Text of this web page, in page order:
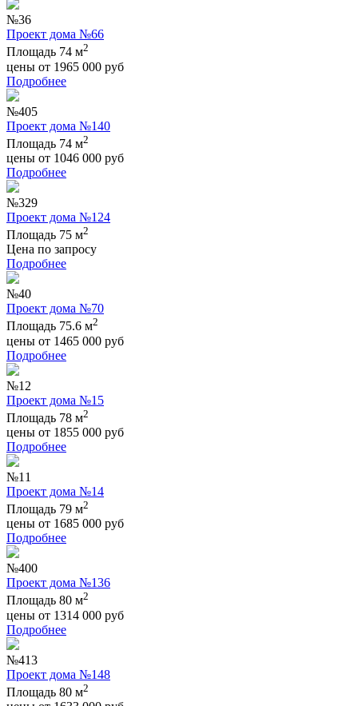
№36
Проект дома №66
Площадь 74 м2
цены от 1965 000 руб
Подробнее
№405
Проект дома №140
Площадь 74 м2
цены от 1046 000 руб
Подробнее
№329
Проект дома №124
Площадь 75 м2
Цена по запросу
Подробнее
№40
Проект дома №70
Площадь 75.6 м2
цены от 1465 000 руб
Подробнее
№12
Проект дома №15
Площадь 78 м2
цены от 1855 000 руб
Подробнее
№11
Проект дома №14
Площадь 79 м2
цены от 1685 000 руб
Подробнее
№400
Проект дома №136
Площадь 80 м2
цены от 1314 000 руб
Подробнее
№413
Проект дома №148
Площадь 80 м2